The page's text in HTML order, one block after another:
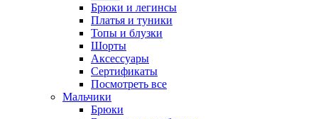
Брюки и легинсы
Платья и туники
Топы и блузки
Шорты
Аксессуары
Сертификаты
Посмотреть все
Мальчики
Брюки